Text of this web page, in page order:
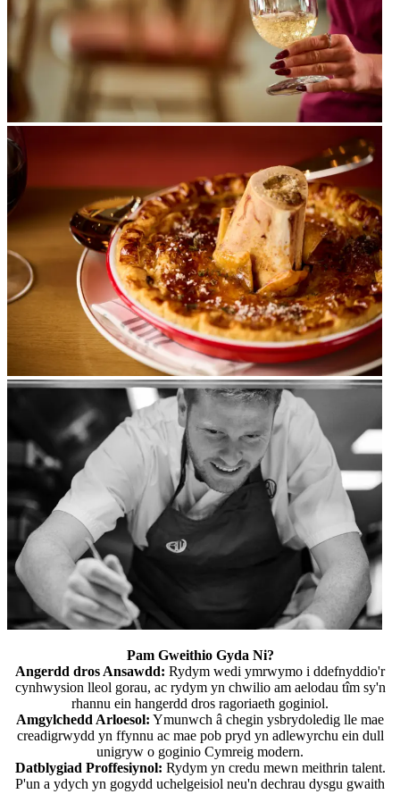
Pam Gweithio Gyda Ni?
Angerdd dros Ansawdd: Rydym wedi ymrwymo i ddefnyddio'r
cynhwysion lleol gorau, ac rydym yn chwilio am aelodau tîm sy'n
rhannu ein hangerdd dros ragoriaeth goginiol.
Amgylchedd Arloesol: Ymunwch â chegin ysbrydoledig lle mae
creadigrwydd yn ffynnu ac mae pob pryd yn adlewyrchu ein dull
unigryw o goginio Cymreig modern.
Datblygiad Proffesiynol: Rydym yn credu mewn meithrin talent.
P'un a ydych yn gogydd uchelgeisiol neu'n dechrau dysgu gwaith